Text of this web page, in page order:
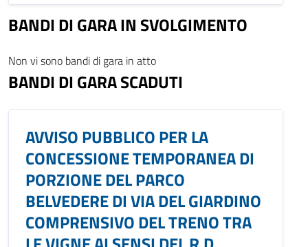
BANDI DI GARA IN SVOLGIMENTO
Non vi sono bandi di gara in atto
BANDI DI GARA SCADUTI
AVVISO PUBBLICO PER LA
CONCESSIONE TEMPORANEA DI
PORZIONE DEL PARCO
BELVEDERE DI VIA DEL GIARDINO
COMPRENSIVO DEL TRENO TRA